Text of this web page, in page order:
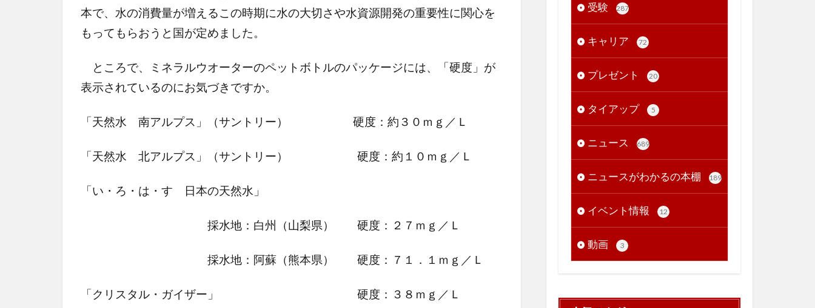
本で、水の消費量が増えるこの時期に水の大切さや水資源開発の重要性に関心を
もってもらおうと国が定めました。
ところで、ミネラルウオーターのペットボトルのパッケージには、「硬度」が
表示されているのにお気づきですか。
「天然水 南アルプス」（サントリー） 硬度：約３０ｍｇ／Ｌ
「天然水 北アルプス」（サントリー） 硬度：約１０ｍｇ／Ｌ
「い・ろ・は・す 日本の天然水」
採水地：白州（山梨県） 硬度：２７ｍｇ／Ｌ
採水地：阿蘇（熊本県） 硬度：７１．１ｍｇ／Ｌ
「クリスタル・ガイザー」 硬度：３８ｍｇ／Ｌ
受験 287
キャリア 72
プレゼント 20
タイアップ 5
ニュース 689
ニュースがわかるの本棚 189
イベント情報 12
動画 3